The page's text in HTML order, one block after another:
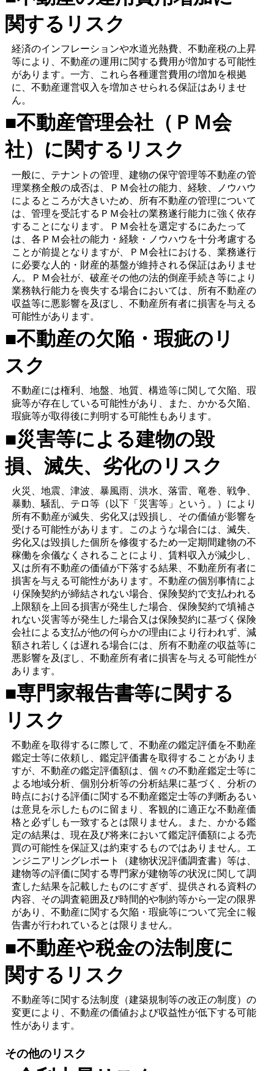
関するリスク
経済のインフレーションや水道光熱費、不動産税の上昇
等により、不動産の運用に関する費用が増加する可能性
があります。一方、これら各種運営費用の増加を根拠
に、不動産運営収入を増加させられる保証はありませ
ん。
■不動産管理会社（ＰＭ会
社）に関するリスク
一般に、テナントの管理、建物の保守管理等不動産の管
理業務全般の成否は、ＰＭ会社の能力、経験、ノウハウ
によるところが大きいため、所有不動産の管理について
は、管理を受託するＰＭ会社の業務遂行能力に強く依存
することになります。ＰＭ会社を選定するにあたって
は、各ＰＭ会社の能力・経験・ノウハウを十分考慮する
ことが前提となりますが、ＰＭ会社における、業務遂行
に必要な人的・財産的基盤が維持される保証はありませ
ん。ＰＭ会社が、破産その他の法的倒産手続き等により
業務執行能力を喪失する場合においては、所有不動産の
収益等に悪影響を及ぼし、不動産所有者に損害を与える
可能性があります。
■不動産の欠陥・瑕疵のリ
スク
不動産には権利、地盤、地質、構造等に関して欠陥、瑕
疵等が存在している可能性があり、また、かかる欠陥、
瑕疵等が取得後に判明する可能性もあります。
■災害等による建物の毀
損、滅失、劣化のリスク
火災、地震、津波、暴風雨、洪水、落雷、竜巻、戦争、
暴動、騒乱、テロ等（以下「災害等」という。）により
所有不動産が滅失、劣化又は毀損し、その価値が影響を
受ける可能性があります。このような場合には、滅失、
劣化又は毀損した個所を修復するため一定期間建物の不
稼働を余儀なくされることにより、賃料収入が減少し、
又は所有不動産の価値が下落する結果、不動産所有者に
損害を与える可能性があります。不動産の個別事情によ
り保険契約が締結されない場合、保険契約で支払われる
上限額を上回る損害が発生した場合、保険契約で填補さ
れない災害等が発生した場合又は保険契約に基づく保険
会社による支払が他の何らかの理由により行われず、減
額され若しくは遅れる場合には、所有不動産の収益等に
悪影響を及ぼし、不動産所有者に損害を与える可能性が
あります。
■専門家報告書等に関する
リスク
不動産を取得するに際して、不動産の鑑定評価を不動産
鑑定士等に依頼し、鑑定評価書を取得することがありま
すが、不動産の鑑定評価額は、個々の不動産鑑定士等に
よる地域分析、個別分析等の分析結果に基づく、分析の
時点における評価に関する不動産鑑定士等の判断あるい
は意見を示したものに留まり、客観的に適正な不動産価
格と必ずしも一致するとは限りません。また、かかる鑑
定の結果は、現在及び将来において鑑定評価額による売
買の可能性を保証又は約束するものではありません。エ
ンジニアリングレポート（建物状況評価調査書）等は、
建物等の評価に関する専門家が建物等の状況に関して調
査した結果を記載したものにすぎず、提供される資料の
内容、その調査範囲及び時間的や制約等から一定の限界
があり、不動産に関する欠陥・瑕疵等について完全に報
告書が行われているとは限りません。
■不動産や税金の法制度に
関するリスク
不動産等に関する法制度（建築規制等の改正の制度）の
変更により、不動産の価値および収益性が低下する可能
性があります。
その他のリスク